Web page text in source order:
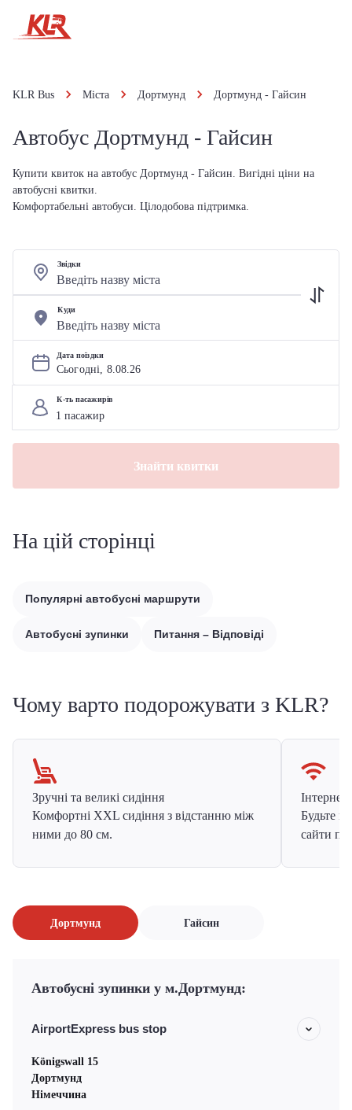
KLR Bus Міста Дортмунд Дортмунд - Гайсин
Автобус Дортмунд - Гайсин
Купити квиток на автобус Дортмунд - Гайсин. Вигідні ціни на
автобусні квитки.
Комфортабельні автобуси. Цілодобова підтримка.
Звідки
Куди
Дата поїздки
Сьогодні, 8.08.26
К-ть пасажирів
Знайти квитки
На цій сторінці
Популярні автобусні маршрути
Автобусні зупинки Питання – Відповіді
Чому варто подорожувати з KLR?
Зручні та великі сидіння
Комфортні XXL сидіння з відстанню між
ними до 80 см.
Інтернет
Будьте
сайти
Дортмунд Гайсин
Автобусні зупинки у м.Дортмунд:
AirportExpress bus stop
Königswall 15
Дортмунд
Німеччина